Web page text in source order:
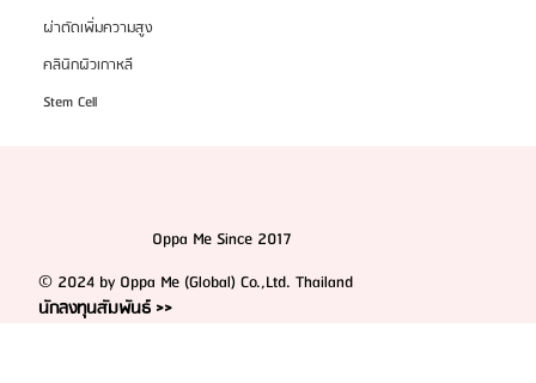
ผ่าตัดเพิ่มความสูง
คลินิกผิวเกาหลี
Stem Cell
Oppa Me Since 2017
© 2024 by Oppa Me (Global) Co.,Ltd. Thailand
นักลงทุนสัมพันธ์ >>